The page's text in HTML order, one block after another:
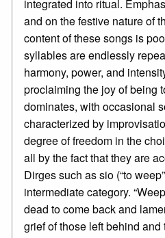
integrated into ritual.
and on the festive nature of
content of these songs is
syllables are endlessly
harmony, power, and
proclaiming the joy of being
dominates, with occasional
characterized by
degree of freedom in the
all by the fact that they are
Dirges such as sio (“to
intermediate category.
dead to come back and
grief of those left behind